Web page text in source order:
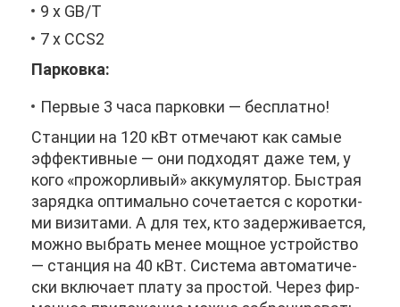
9 x GB/T
7 x CCS2
Пар­ков­ка:
Пер­вые 3 ча­са пар­ков­ки — бес­плат­но!
Стан­ции на 120 кВт от­ме­ча­ют как са­мые
эф­фек­тив­ные — они под­хо­дят да­же тем, у
ко­го «про­жор­ли­вый» ак­ку­му­ля­тор. Быст­рая
за­ряд­ка оп­ти­маль­но со­че­та­ет­ся с ко­рот­ки­
ми ви­зи­та­ми. А для тех, кто за­дер­жи­ва­ет­ся,
мож­но вы­брать ме­нее мощ­ное устрой­ство
— стан­ция на 40 кВт. Си­сте­ма ав­то­ма­ти­че­
ски вклю­ча­ет пла­ту за про­стой. Че­рез фир­